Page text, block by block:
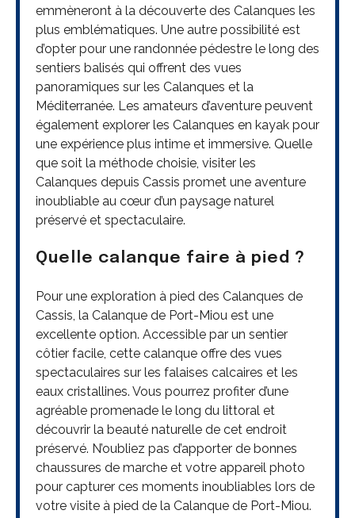
emmèneront à la découverte des Calanques les
plus emblématiques. Une autre possibilité est
d’opter pour une randonnée pédestre le long des
sentiers balisés qui offrent des vues
panoramiques sur les Calanques et la
Méditerranée. Les amateurs d’aventure peuvent
également explorer les Calanques en kayak pour
une expérience plus intime et immersive. Quelle
que soit la méthode choisie, visiter les
Calanques depuis Cassis promet une aventure
inoubliable au cœur d’un paysage naturel
préservé et spectaculaire.
Quelle calanque faire à pied ?
Pour une exploration à pied des Calanques de
Cassis, la Calanque de Port-Miou est une
excellente option. Accessible par un sentier
côtier facile, cette calanque offre des vues
spectaculaires sur les falaises calcaires et les
eaux cristallines. Vous pourrez profiter d’une
agréable promenade le long du littoral et
découvrir la beauté naturelle de cet endroit
préservé. N’oubliez pas d’apporter de bonnes
chaussures de marche et votre appareil photo
pour capturer ces moments inoubliables lors de
votre visite à pied de la Calanque de Port-Miou.